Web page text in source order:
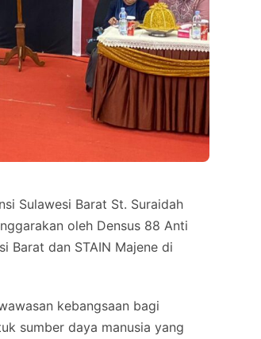
Sulawesi Barat St. Suraidah
oleh Densus 88 Anti
Barat dan STAIN Majene di
kebangsaan bagi
sumber daya manusia yang